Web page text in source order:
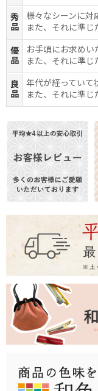
秀
品
様々なシーンに対
また、それに準じ
優
品
お手頃にお求め
また、それに準じ
良
品
年代が経っていて
また、それに準